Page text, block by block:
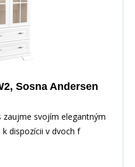
Sosna Andersen
zaujme svojím elegantným
dispozícii v dvoch f